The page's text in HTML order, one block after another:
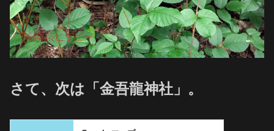
さて、次は「金吾龍神社」。